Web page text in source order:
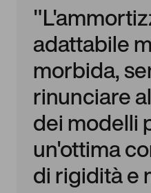
adattabile
morbida,
rinunciare
dei modelli
un'ottima
di rigidità e